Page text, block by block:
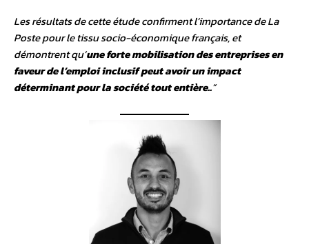
Les résultats de cette étude confirment l’importance de La
Poste pour le tissu socio-économique français, et
démontrent qu’une forte mobilisation des entreprises en
faveur de l’emploi inclusif peut avoir un impact
déterminant pour la société tout entière..”